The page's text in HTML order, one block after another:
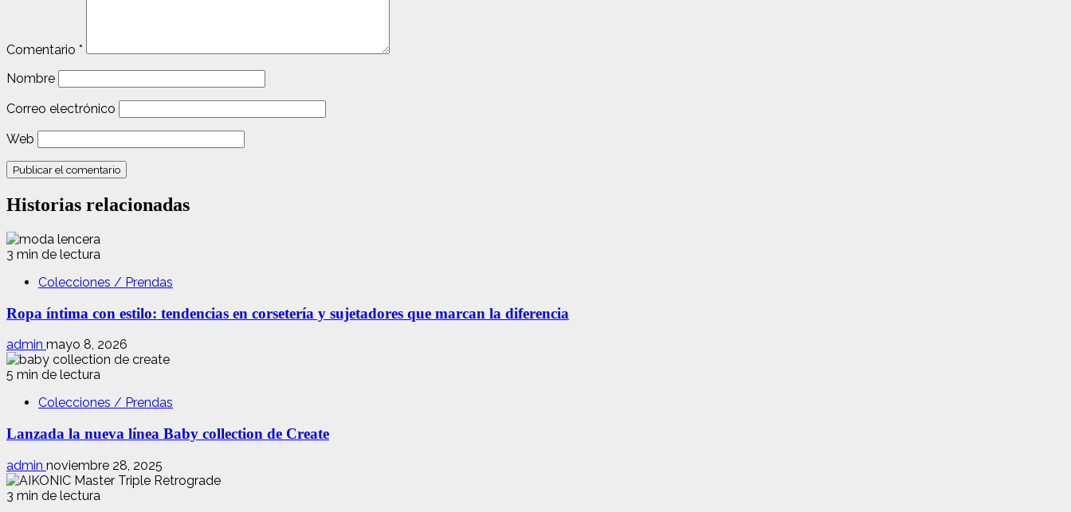
Comentario *
Nombre
Correo electrónico
Web
Historias relacionadas
3 min de lectura
Colecciones / Prendas
Ropa íntima con estilo: tendencias en corsetería y sujetadores que marcan la diferencia
admin mayo 8, 2026
5 min de lectura
Colecciones / Prendas
Lanzada la nueva línea Baby collection de Create
admin noviembre 28, 2025
3 min de lectura